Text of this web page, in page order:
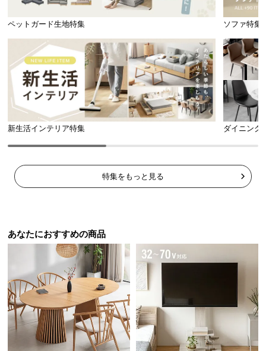
ペットガード生地特集 ソファ特集
新生活インテリア特集 ダイニング
特集をもっと見る
あなたにおすすめの商品